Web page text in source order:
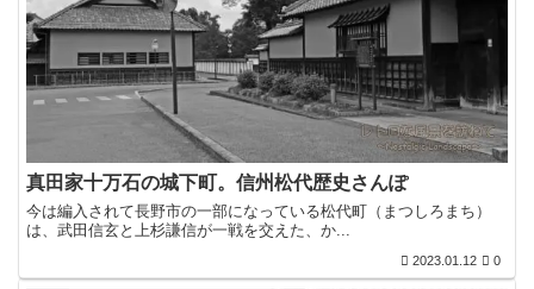
真田家十万石の城下町。信州松代歴史さんぽ
今は編入されて長野市の一部になっている松代町（まつしろまち）
は、武田信玄と上杉謙信が一戦を交えた、か...
2023.01.12 0